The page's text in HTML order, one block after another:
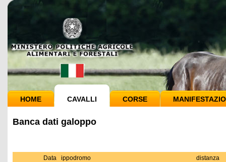
HOME CAVALLI CORSE
Banca dati galoppo
Data ippodromo distanza